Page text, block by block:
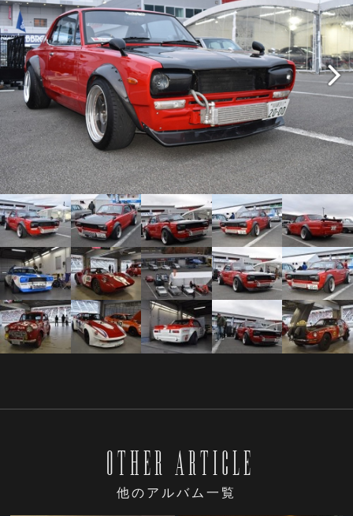
OTHER ARTICLE
他のアルバム一覧